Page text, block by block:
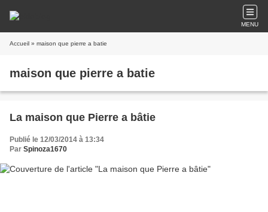
MENU
Accueil » maison que pierre a batie
maison que pierre a batie
La maison que Pierre a bâtie
Publié le 12/03/2014 à 13:34
Par Spinoza1670